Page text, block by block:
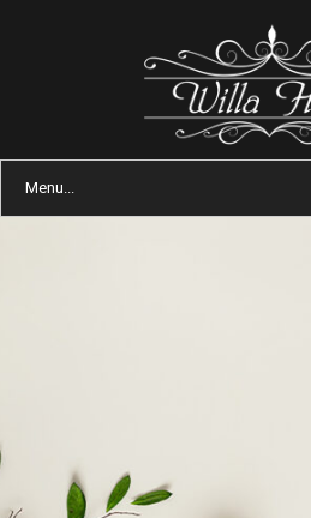
Menu...